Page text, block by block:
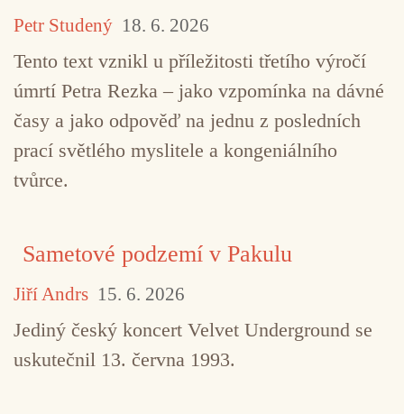
Petr Studený 18. 6. 2026
Tento text vznikl u příležitosti třetího výročí
úmrtí Petra Rezka – jako vzpomínka na dávné
časy a jako odpověď na jednu z posledních
prací světlého myslitele a kongeniálního
tvůrce.
Sametové podzemí v Pakulu
Jiří Andrs 15. 6. 2026
Jediný český koncert Velvet Underground se
uskutečnil 13. června 1993.